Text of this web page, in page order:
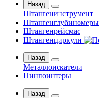
Назад
Штангенинструмент
Штангенглубиномеры
Штангенрейсмас
Штангенциркули
Назад
Металлоискатели
Пинпоинтеры
Назад